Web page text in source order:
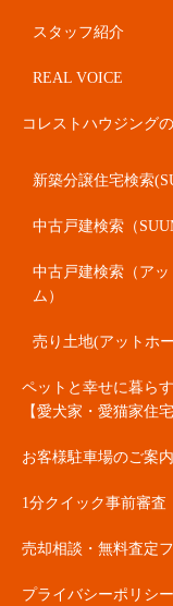
スタッフ紹介
REAL VOICE
コレストハウジング
新築分譲住宅検索
中古戸建検索（
中古戸建検索（アッ
ム）
売り土地(アットホー
ペットと幸せに暮ら
【愛犬家・愛猫家住宅
お客様駐車場のご案内
1分クイック事前審査
売却相談・無料査定
プライバシーポリシー